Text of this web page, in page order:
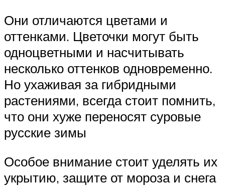
Они отличаются цветами и
оттенками. Цветочки могут быть
одноцветными и насчитывать
несколько оттенков одновременно.
Но ухаживая за гибридными
растениями, всегда стоит помнить,
что они хуже переносят суровые
русские зимы
Особое внимание стоит уделять их
укрытию, защите от мороза и снега